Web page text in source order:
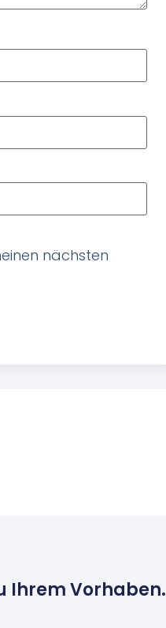
nächsten
Ihrem Vorhaben.